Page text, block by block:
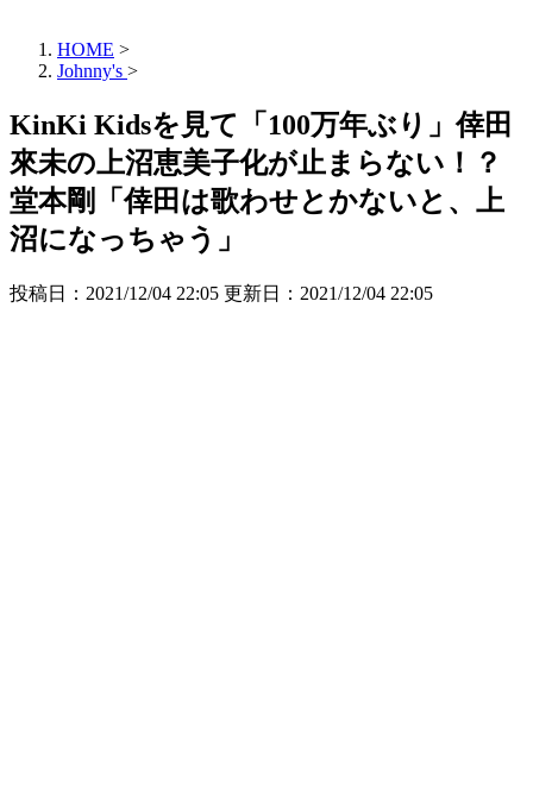
HOME >
Johnny's >
KinKi Kidsを見て「100万年ぶり」倖田
來未の上沼恵美子化が止まらない！？
堂本剛「倖田は歌わせとかないと、上
沼になっちゃう」
投稿日：2021/12/04 22:05 更新日： 2021/12/04 22:05